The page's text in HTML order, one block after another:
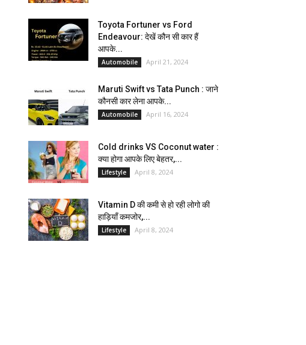
Toyota Fortuner vs Ford
Endeavour: देखें कौन सी कार हैं
आपके...
Automobile April 21, 2024
Maruti Swift vs Tata Punch : जाने
कौनसी कार लेना आपके...
Automobile April 16, 2024
Cold drinks VS Coconut water :
क्या होगा आपके लिए बेहतर,...
Lifestyle April 8, 2024
Vitamin D की कमी से हो रही लोगो की
हाड़ियाँ कमजोर,...
Lifestyle April 8, 2024